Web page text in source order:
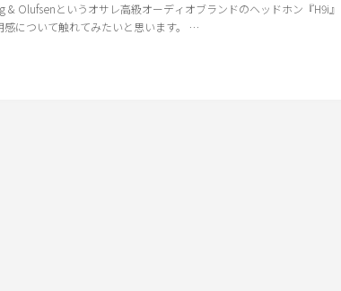
& Olufsenというオサレ高級オーディオブランドのヘッドホン『H9i
感について触れてみたいと思います。 …